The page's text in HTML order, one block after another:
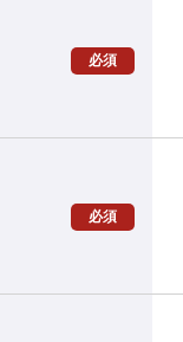
必須
必須